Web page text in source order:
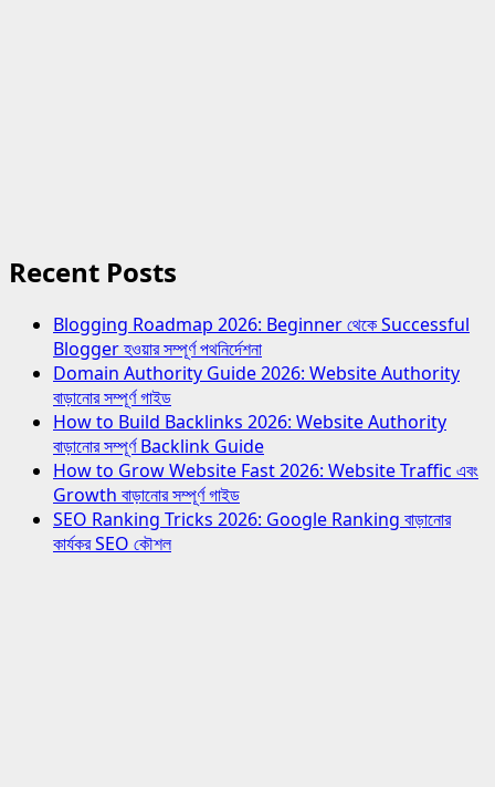
Recent Posts
Blogging Roadmap 2026: Beginner থেকে Successful
Blogger হওয়ার সম্পূর্ণ পথনির্দেশনা
Domain Authority Guide 2026: Website Authority
বাড়ানোর সম্পূর্ণ গাইড
How to Build Backlinks 2026: Website Authority
বাড়ানোর সম্পূর্ণ Backlink Guide
How to Grow Website Fast 2026: Website Traffic এবং
Growth বাড়ানোর সম্পূর্ণ গাইড
SEO Ranking Tricks 2026: Google Ranking বাড়ানোর
কার্যকর SEO কৌশল